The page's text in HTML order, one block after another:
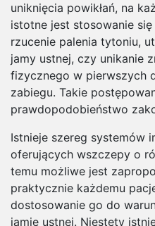
uniknięcia powikłań, na
istotne jest stosowanie
rzucenie palenia tytoniu,
jamy ustnej, czy unikanie
fizycznego w pierwszych
zabiegu. Takie
prawdopodobieństwo
Istnieje szereg systemów
oferujących wszczepy o
temu możliwe jest
praktycznie każdemu
dostosowanie go do
jamie ustnej. Niestety